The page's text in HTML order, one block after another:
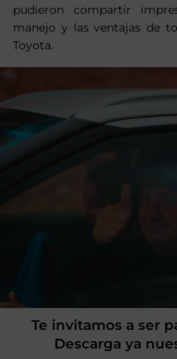
pudieron compartir
manejo y las ventajas de
Toyota.
Te invitamos a ser
Descarga ya